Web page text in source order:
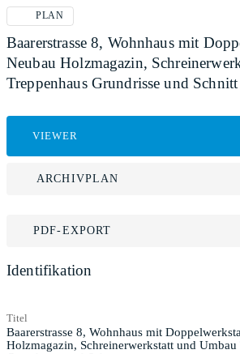
PLAN
Baarerstrasse 8, Wohnhaus mit
Neubau Holzmagazin,
Treppenhaus Grundrisse und Schnitt
VIEWER
ARCHIVPLAN
PDF-EXPORT
Identifikation
Titel
Baarerstrasse 8, Wohnhaus mit
Holzmagazin, Schreinerwerkstatt und Umbau